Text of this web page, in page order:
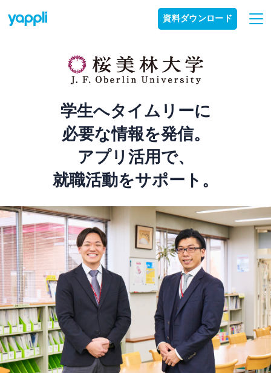
資料ダウンロード
学生へタイムリーに
必要な情報を発信。
アプリ活用で、
就職活動をサポート。